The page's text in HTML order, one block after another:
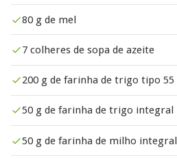
80 g de mel
7 colheres de sopa de azeite
200 g de farinha de trigo tipo 55
50 g de farinha de trigo integral
50 g de farinha de milho integral